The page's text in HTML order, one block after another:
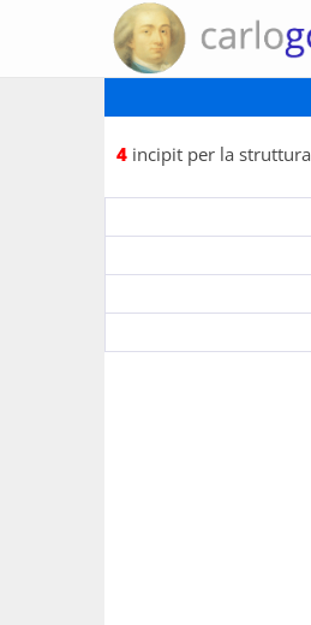
4 incipit per la struttura